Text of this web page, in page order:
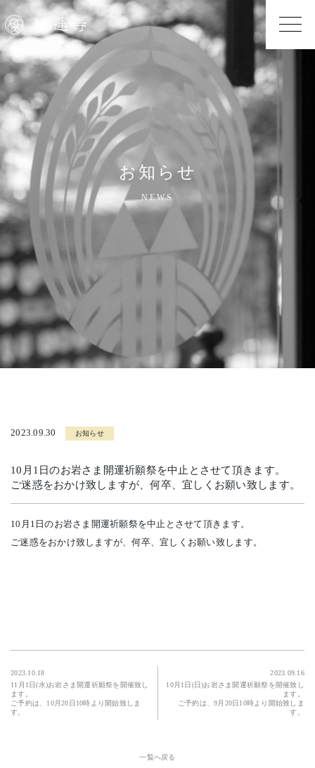
お知らせ
NEWS
2023.09.30 お知らせ
10月1日のお岩さま開運祈願祭を中止とさせて頂きます。
ご迷惑をおかけ致しますが、何卒、宜しくお願い致します。
10月1日のお岩さま開運祈願祭を中止とさせて頂きます。
ご迷惑をおかけ致しますが、何卒、宜しくお願い致します。
2023.10.18
11月1日(水)お岩さま開運祈願祭を開催致し
ます。
ご予約は、10月20日10時より開始致しま
す。
2023.09.16
10月1日(日)お岩さま開運祈願祭を開催致し
ます。
ご予約は、9月20日10時より開始致しま
す。
一覧へ戻る